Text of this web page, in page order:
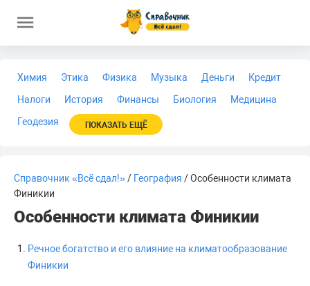
Химия Этика Физика Музыка Деньги
Кредит
Налоги
История Финансы Биология
Медицина
Геодезия
ПОКАЗАТЬ ЕЩЁ
Справочник «Всё сдал!»/ География / Особенности климата
Финикии
Особенности климата Финикии
Речное богатство и его влияние на климатообразование
Финикии